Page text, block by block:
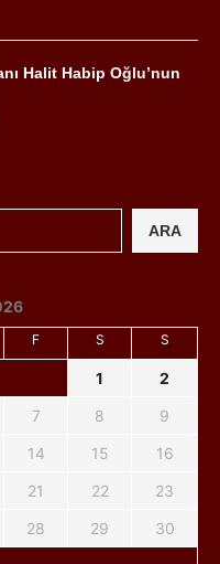
Halit Habip Oğlu’nun
ARA
F S S
1
2
7 8
9
14 15
16
21 22
23
28 29
30